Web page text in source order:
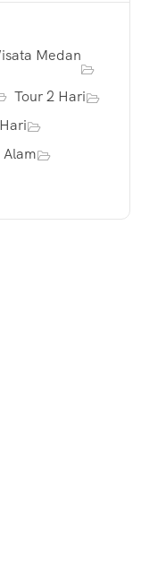
Medan
Tour 2 Hari